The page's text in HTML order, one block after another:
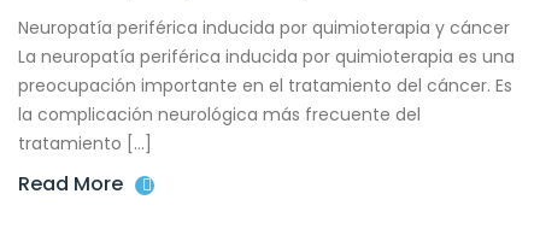
Neuropatía periférica inducida por quimioterapia y cáncer
La neuropatía periférica inducida por quimioterapia es una
preocupación importante en el tratamiento del cáncer. Es
la complicación neurológica más frecuente del
tratamiento […]
Read More